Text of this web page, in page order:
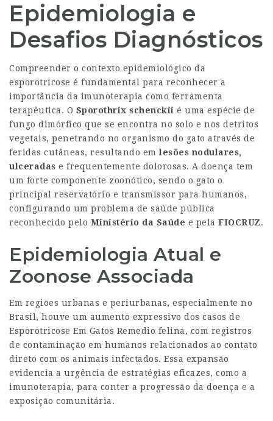
Epidemiologia e
Desafios Diagnósticos
Compreender o contexto epidemiológico da
esporotricose é fundamental para reconhecer a
importância da imunoterapia como ferramenta
terapêutica. O Sporothrix schenckii é uma espécie de
fungo dimórfico que se encontra no solo e nos detritos
vegetais, penetrando no organismo do gato através de
feridas cutâneas, resultando emlesões nodulares,
ulceradas e frequentemente dolorosas. A doença tem
um forte componente zoonótico, sendo o gato o
principal reservatório e transmissor para humanos,
configurando um problema de saúde pública
reconhecido pelo Ministério da Saúde e pela FIOCRUZ.
Epidemiologia Atual e
Zoonose Associada
Em regiões urbanas e periurbanas, especialmente no
Brasil, houve um aumento expressivo dos casos de
Esporotricose Em Gatos Remedio felina, com registros
de contaminação em humanos relacionados ao contato
direto com os animais infectados. Essa expansão
evidencia a urgência de estratégias eficazes, como a
imunoterapia, para conter a progressão da doença e a
exposição comunitária.